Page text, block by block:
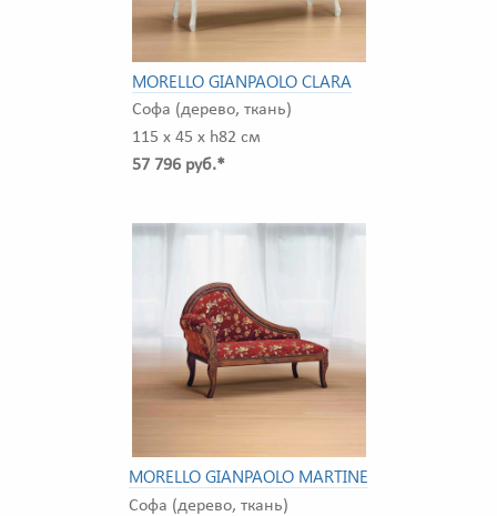
MORELLO GIANPAOLO CLARA
Софа (дерево, ткань)
115 x 45 x h82 см
57 796 руб.*
MORELLO GIANPAOLO MARTINE
Софа (дерево, ткань)